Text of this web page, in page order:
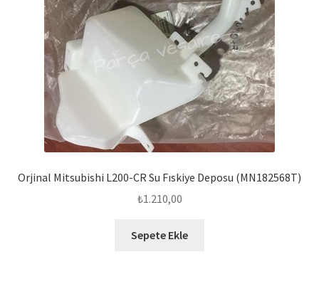
Orjinal Mitsubishi L200-CR Su Fıskiye Deposu (MN182568T)
₺1.210,00
Sepete Ekle